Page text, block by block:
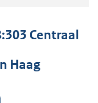
Centraal
Haag